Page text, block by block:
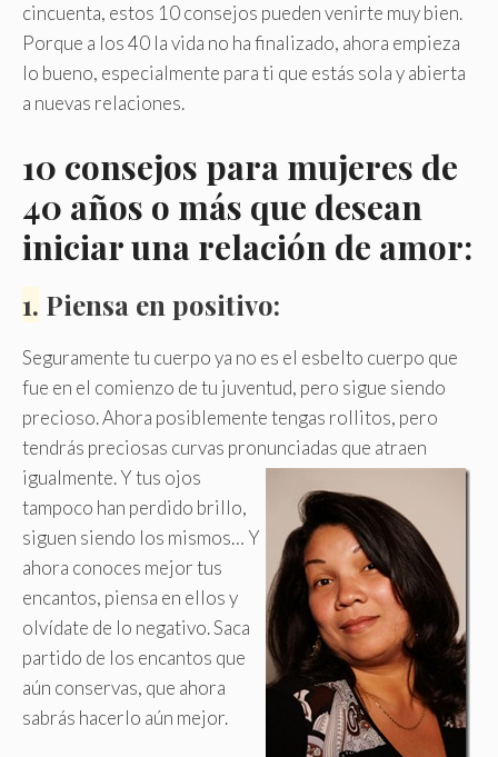
cincuenta, estos 10 consejos pueden venirte muy bien.
Porque a los 40 la vida no ha finalizado, ahora empieza
lo bueno, especialmente para ti que estás sola y abierta
a nuevas relaciones.
10 consejos para mujeres de
40 años o más que desean
iniciar una relación de amor:
1. Piensa en positivo:
Seguramente tu cuerpo ya no es el esbelto cuerpo que
fue en el comienzo de tu juventud, pero sigue siendo
precioso. Ahora posiblemente tengas rollitos, pero
tendrás preciosas curvas pronunciadas que atraen
igualmente.Y tus ojos
tampoco han perdido brillo,
siguen siendo los mismos… Y
ahora conoces mejor tus
encantos, piensa en ellos y
olvídate de lo negativo. Saca
partido de los encantos que
aún conservas, que ahora
sabrás hacerlo aún mejor.